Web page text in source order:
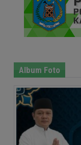
Album Foto